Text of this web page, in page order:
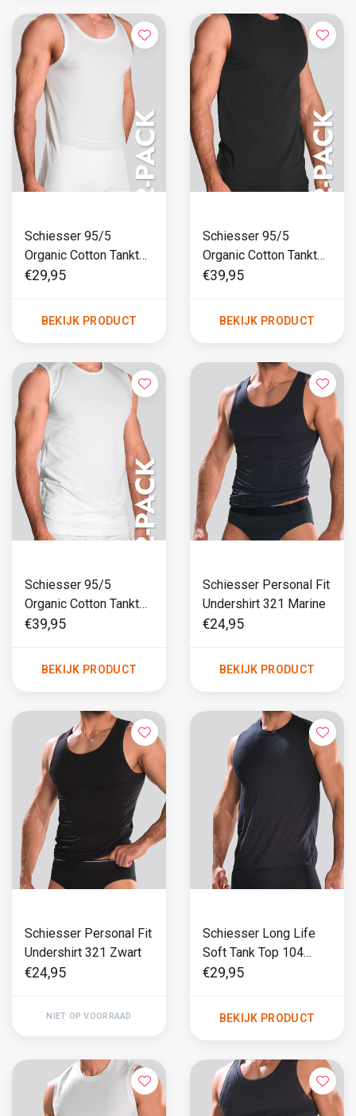
Schiesser 95/5
Organic Cotton Tanktop
2-Pack 038 Wit
€29,95
BEKIJK PRODUCT
Schiesser 95/5
Organic Cotton Tanktop
2-Pack 980 Zwart
€39,95
BEKIJK PRODUCT
Schiesser 95/5
Organic Cotton Tanktop
2-Pack 980 Wit
€39,95
BEKIJK PRODUCT
Schiesser Personal Fit
Undershirt 321 Marine
€24,95
BEKIJK PRODUCT
Schiesser Personal Fit
Undershirt 321 Zwart
€24,95
NIET OP VOORRAAD
Schiesser Long Life
Soft Tank Top 104
Marine
€29,95
BEKIJK PRODUCT